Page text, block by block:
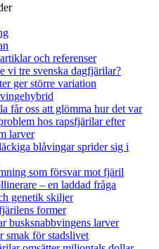
och referenser
vi tre svenska dagfjärilar?
ger större variation
får oss att glömma hur det var
hos rapsfjärilar efter
larver
blåvingar sprider sig i
som försvar mot fjäril
– en laddad fråga
genetik skiljer
former
busksnabbvingens larver
smak för stadslivet